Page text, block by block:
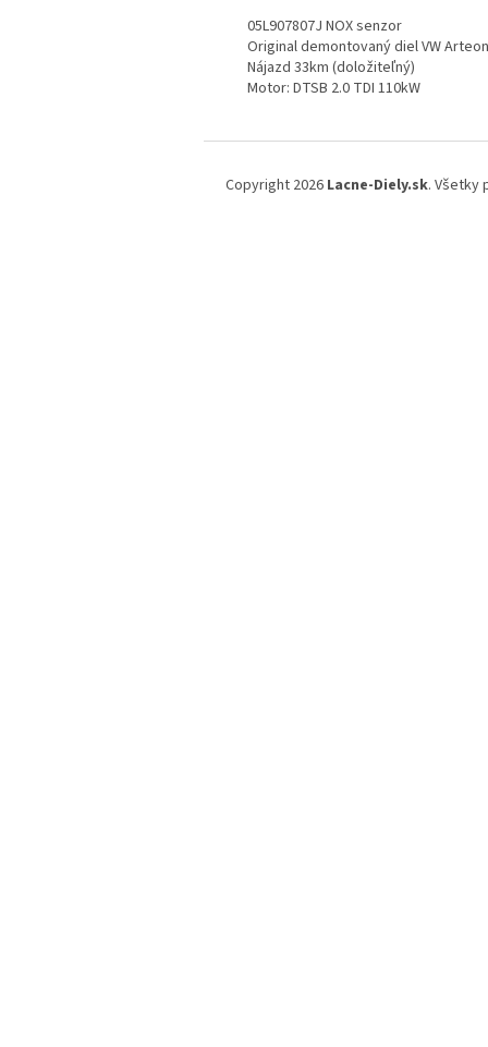
05L907807J NOX senzor
Original demontovaný diel VW Arteon
Nájazd 33km (doložiteľný)
Motor: DTSB 2.0 TDI 110kW
Copyright 2026 Lacne-Diely.sk. Všetky